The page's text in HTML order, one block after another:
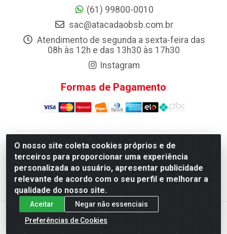
O nosso site coleta cookies próprios e de
terceiros para proporcionar uma experiência
personalizada ao usuário, apresentar publicidade
relevante de acordo com o seu perfil e melhorar a
qualidade do nosso site.
Aceitar
Negar não essenciais
Preferências de Cookies
(61) 99800-0010
sac@atacadaobsb.com.br
Atendimento de segunda a sexta-feira das
08h às 12h e das 13h30 às 17h30
Instagram
Formas de Pagamento
Atacadao da Limpeza F. Pereira Queiroz Comercio e
Distribuicao LTDA - Quadra Qi 10 Lotes 39 e, 41 - Setor
Industrial (Taguatinga), Brasília/DF - CEP 72.135-100 -
CNPJ 13.184.675/0001-80